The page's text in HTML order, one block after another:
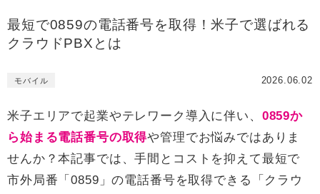
最短で0859の電話番号を取得！米子で選ばれる
クラウドPBXとは
モバイル 2026.06.02
米子エリアで起業やテレワーク導入に伴い、 0859か
ら始まる電話番号の取得や管理でお悩みではありま
せんか？本記事では、手間とコストを抑えて最短で
市外局番「0859」の電話番号を取得できる「クラウ